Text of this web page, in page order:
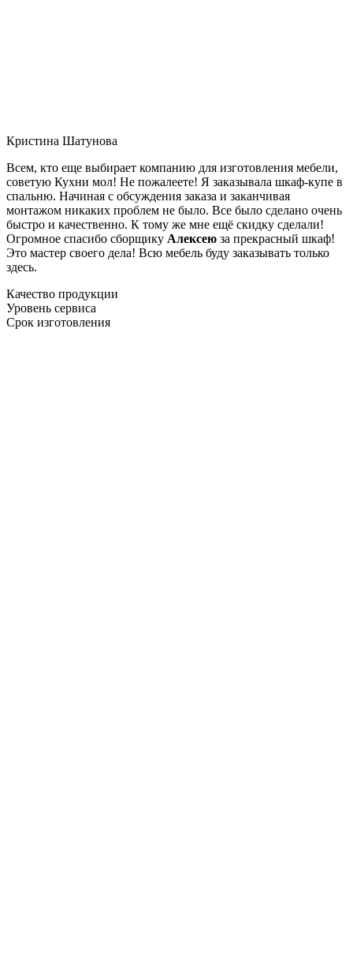
Кристина Шатунова
Всем, кто еще выбирает компанию для изготовления мебели,
советую Кухни мол! Не пожалеете! Я заказывала шкаф-купе в
спальню. Начиная с обсуждения заказа и заканчивая
монтажом никаких проблем не было. Все было сделано очень
быстро и качественно. К тому же мне ещё скидку сделали!
Огромное спасибо сборщику Алексею за прекрасный шкаф!
Это мастер своего дела! Всю мебель буду заказывать только
здесь.
Качество продукции
Уровень сервиса
Срок изготовления